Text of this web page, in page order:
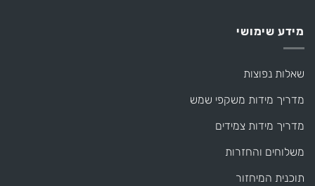
מידע שימושי
שאלות נפוצות
מדריך מידות משקפי שמש
מדריך מידות צמידים
משלוחים והחזרות
תוכנית המיחזור